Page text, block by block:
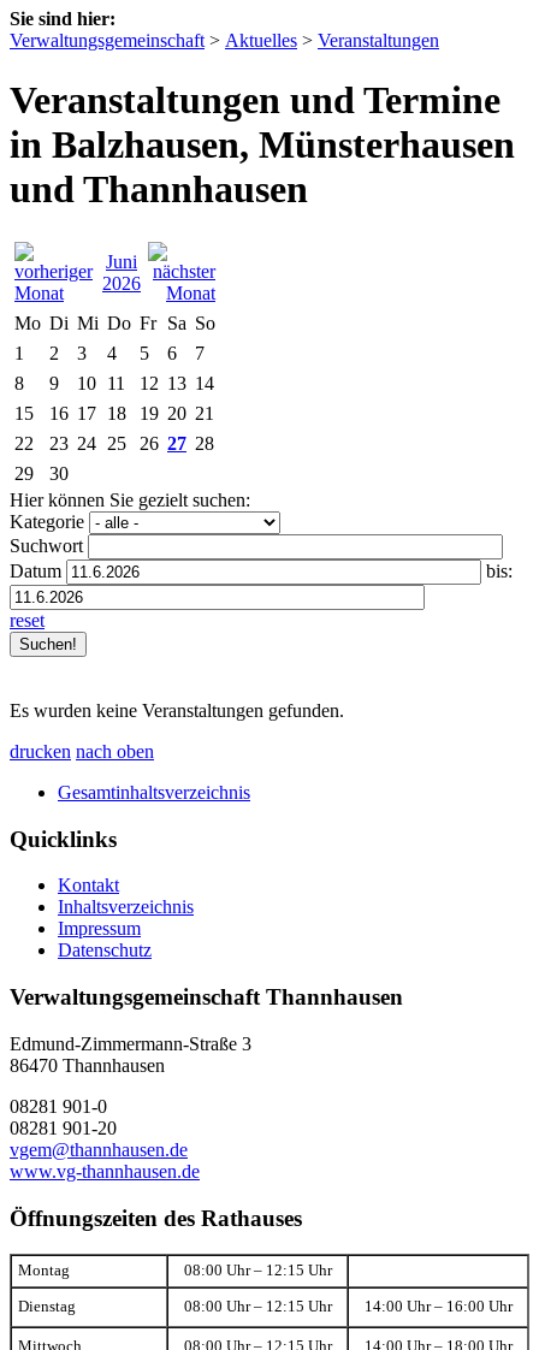
Sie sind hier:
Verwaltungsgemeinschaft > Aktuelles > Veranstaltungen
Veranstaltungen und Termine
in Balzhausen, Münsterhausen
und Thannhausen
Juni
2026
Mo Di Mi Do Fr Sa So
1
2 3 4 5 6
7
8
9 10 11 12 13 14
15
16 17 18 19 20 21
22
23 24 25 26 27 28
29
30
Hier können Sie gezielt suchen:
Kategorie
Suchwort
Datum
bis:
reset
Es wurden keine Veranstaltungen gefunden.
drucken nach oben
Gesamtinhaltsverzeichnis
Quicklinks
Kontakt
Inhaltsverzeichnis
Impressum
Datenschutz
Verwaltungsgemeinschaft Thannhausen
Edmund-Zimmermann-Straße 3
86470 Thannhausen
08281 901-0
08281 901-20
vgem@thannhausen.de
www.vg-thannhausen.de
Öffnungszeiten des Rathauses
Montag 08:00 Uhr – 12:15 Uhr
Dienstag 08:00 Uhr – 12:15 Uhr 14:00 Uhr – 16:00 Uhr